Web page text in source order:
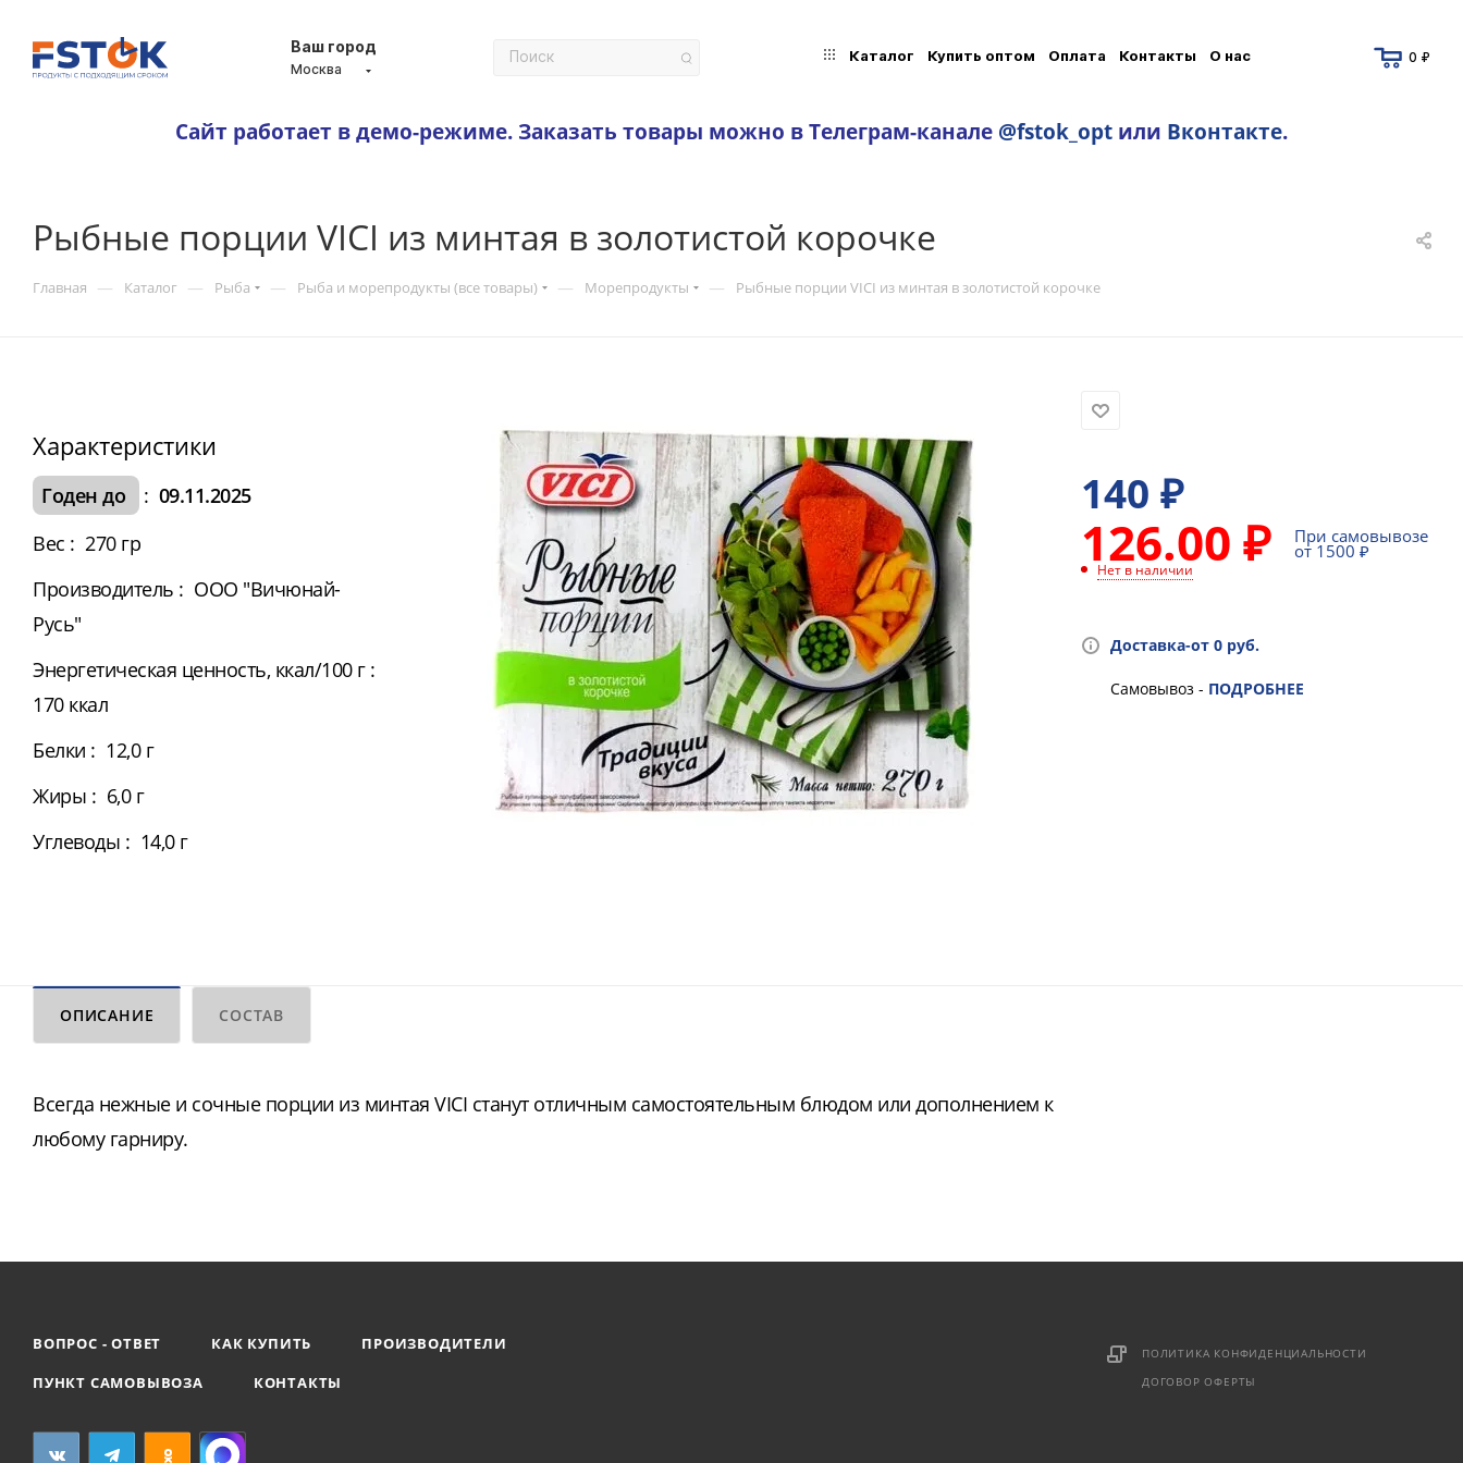
Ваш город
Москва
Каталог Купить оптом Оплата Контакты О нас 0 ₽
Сайт работает в демо-режиме. Заказать товары можно в Телеграм-канале @fstok_opt или Вконтакте.
Рыбные порции VICI из минтая в золотистой корочке
Главная — Каталог — Рыба — Рыба и морепродукты (все товары) — Морепродукты — Рыбные порции VICI из минтая в золотистой корочке
Характеристики
Годен до : 09.11.2025
Вес : 270 гр
Производитель : ООО "Вичюнай-
Русь"
Энергетическая ценность, ккал/100 г :
170 ккал
Белки : 12,0 г
Жиры : 6,0 г
Углеводы : 14,0 г
140 ₽
126.00 ₽ При самовывозе
от 1500 ₽
Нет в наличии
Доставка-от 0 руб.
Самовывоз - ПОДРОБНЕЕ
ОПИСАНИЕ СОСТАВ
Всегда нежные и сочные порции из минтая VICI станут отличным самостоятельным блюдом или дополнением к
любому гарниру.
ВОПРОС - ОТВЕТ КАК КУПИТЬ
ПРОИЗВОДИТЕЛИ
ПУНКТ САМОВЫВОЗА
КОНТАКТЫ
ПОЛИТИКА КОНФИДЕНЦИАЛЬНОСТИ
ДОГОВОР ОФЕРТЫ